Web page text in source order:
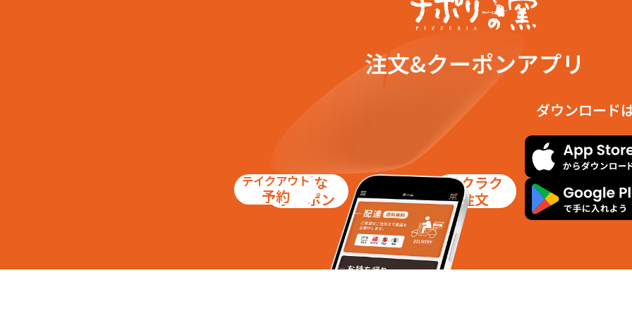
注文&クーポンアプリ
お得な
クーポン
テイクアウト
予約
ラクラク
注文
ダウンロード